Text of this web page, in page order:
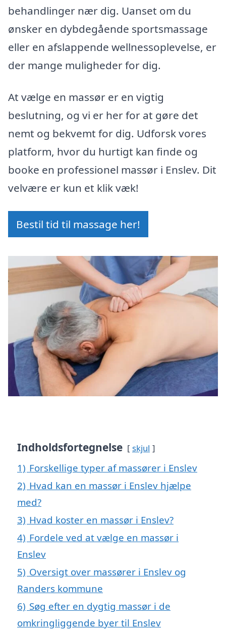
behandlinger nær dig. Uanset om du
ønsker en dybdegående sportsmassage
eller en afslappende wellnessoplevelse, er
der mange muligheder for dig.
At vælge en massør er en vigtig
beslutning, og vi er her for at gøre det
nemt og bekvemt for dig. Udforsk vores
platform, hvor du hurtigt kan finde og
booke en professionel massør i Enslev. Dit
velvære er kun et klik væk!
Bestil tid til massage her!
Indholdsfortegnelse skjul
1) Forskellige typer af massører i Enslev
2) Hvad kan en massør i Enslev hjælpe
med?
3) Hvad koster en massør i Enslev?
4) Fordele ved at vælge en massør i
Enslev
5) Oversigt over massører i Enslev og
Randers kommune
6) Søg efter en dygtig massør i de
omkringliggende byer til Enslev